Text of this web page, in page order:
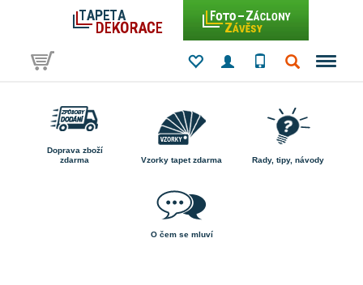
Doprava zboží
zdarma
Vzorky tapet zdarma Rady, tipy, návody
O čem se mluví